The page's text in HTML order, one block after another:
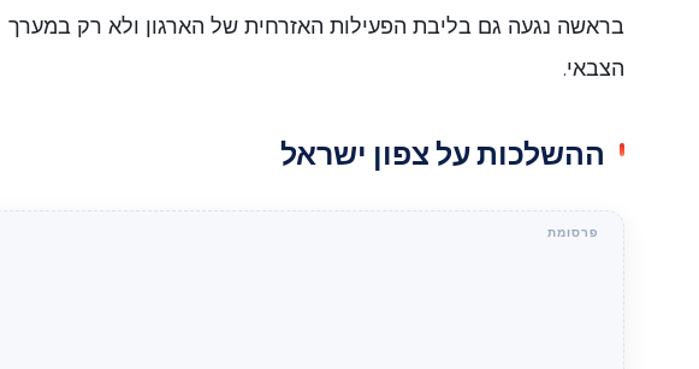
בראשה נגעה גם בליבת הפעילות האזרחית של הארגון ולא רק במערך
הצבאי.
ההשלכות על צפון ישראל